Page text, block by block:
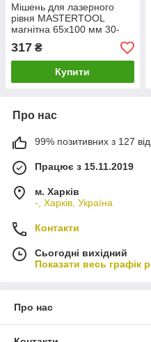
Мішень для лазерного
рівня MASTERTOOL
магнітна 65х100 мм 30-
0910
317 ₴
Купити
Про нас
99% позитивних з 127
Працює з 15.11.2019
м. Харків
-, Харків, Україна
Контакти
Сьогодні вихідний
Показати весь графік
Про нас